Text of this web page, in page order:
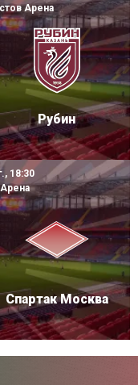
Арена
Рубин
18:30
Спартак Москва